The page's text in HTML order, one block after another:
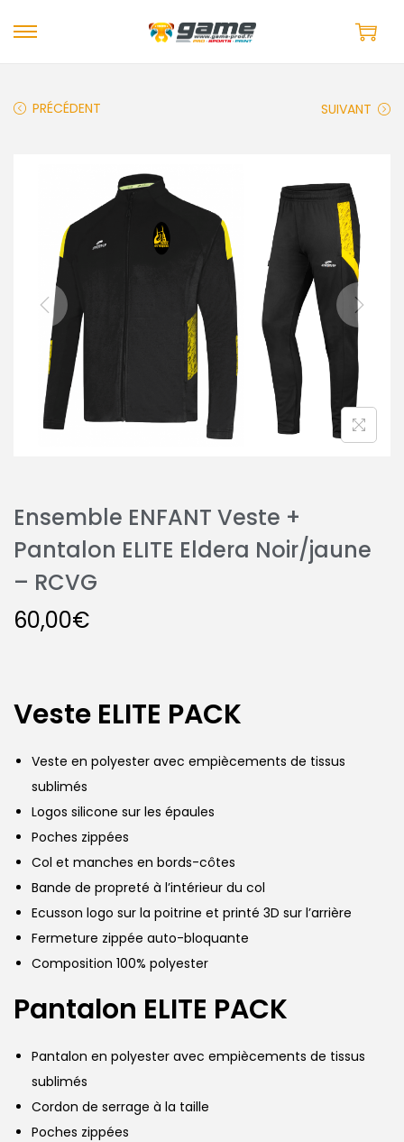
PRÉCÉDENT SUIVANT
Ensemble ENFANT Veste +
Pantalon ELITE Eldera Noir/jaune
– RCVG
60,00€
Veste ELITE PACK
Veste en polyester avec empiècements de tissus
sublimés
Logos silicone sur les épaules
Poches zippées
Col et manches en bords-côtes
Bande de propreté à l’intérieur du col
Ecusson logo sur la poitrine et printé 3D sur l’arrière
Fermeture zippée auto-bloquante
Composition 100% polyester
Pantalon ELITE PACK
Pantalon en polyester avec empiècements de tissus
sublimés
Cordon de serrage à la taille
Poches zippées